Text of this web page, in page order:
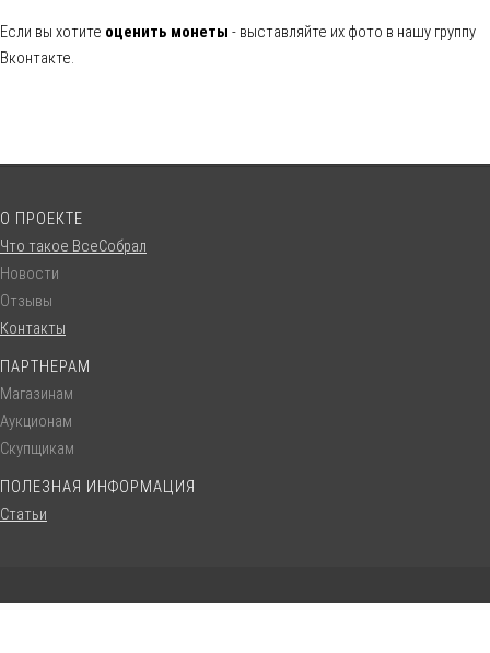
Если вы хотите оценить монеты - выставляйте их фото в нашу группу
Вконтакте.
О ПРОЕКТЕ
Что такое ВсеСобрал
Новости
Отзывы
Контакты
ПАРТНЕРАМ
Магазинам
Аукционам
Скупщикам
ПОЛЕЗНАЯ ИНФОРМАЦИЯ
Статьи